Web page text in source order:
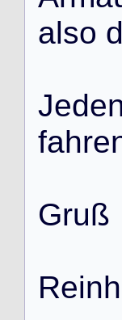
also d
Jede
fahre
Gruß
Reinh